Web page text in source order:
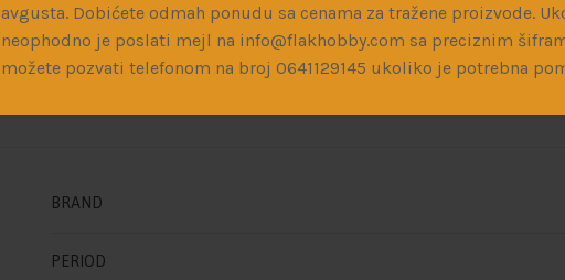
avgusta. Dobićete odmah ponudu sa cenama za tražene proizvode.
neophodno je poslati mejl na info@flakhobby.com sa preciznim
možete pozvati telefonom na broj 0641129145 ukoliko je potrebna
Podeli:
BRAND
PERIOD